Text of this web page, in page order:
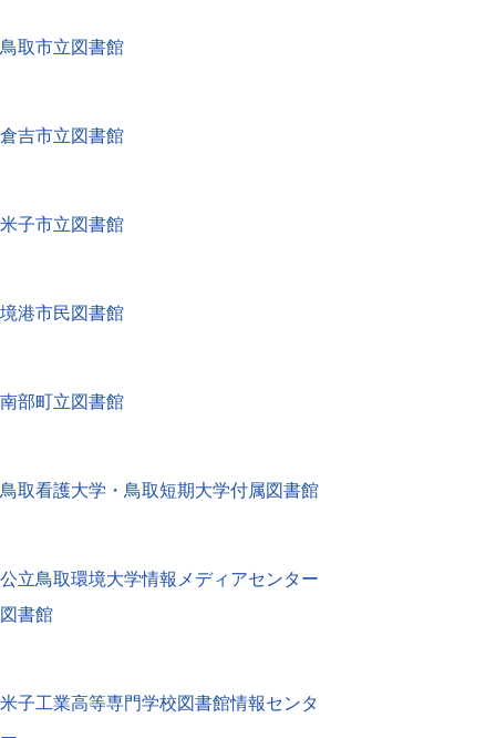
鳥取市立図書館
倉吉市立図書館
米子市立図書館
境港市民図書館
南部町立図書館
鳥取看護大学・鳥取短期大学付属図書館
公立鳥取環境大学情報メディアセンター
図書館
米子工業高等専門学校図書館情報センタ